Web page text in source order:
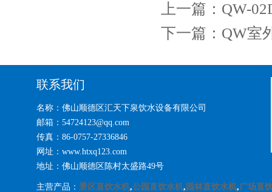
上一篇： QW-
下一篇： QW室
联系我们
名称：佛山顺德区汇天下泉饮水设备有限公司
邮箱：54724123@qq.com
传真：86-0757-27336846
网址：www.htxq123.com
地址：佛山顺德区陈村太盛路49号
主营产品： 景区直饮水机,公园直饮水机, 园林直饮水机,广场直